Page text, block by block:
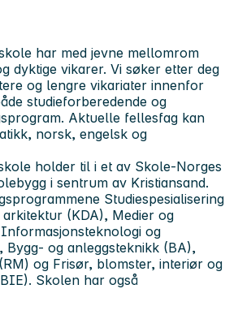
har med jevne mellomrom
dyktige vikarer. Vi søker etter deg
og lengre vikariater innenfor
studieforberedende og
Aktuelle fellesfag kan
norsk, engelsk og
holder til i et av Skole-Norges
i sentrum av Kristiansand.
Studiespesialisering
(KDA), Medier og
og
og anleggsteknikk (BA),
og Frisør, blomster, interiør og
Skolen har også